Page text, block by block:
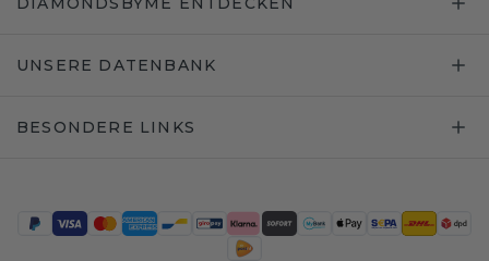
UNSERE DATENBANK
BESONDERE LINKS